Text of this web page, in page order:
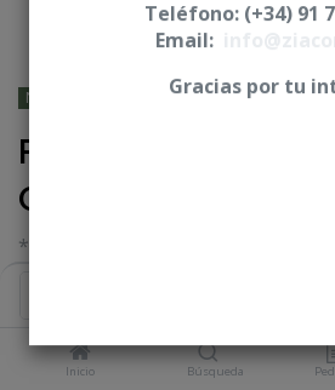
Inicio Búsqueda
NOBEL BIOCARE® - Branemark
Pilar de impresion
CNO
* Incluye tornillo
Teléfono: (+34) 91
Email:
Gracias por tu